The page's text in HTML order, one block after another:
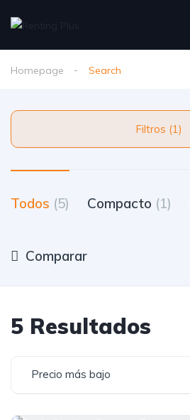
Homepage Search
Filtros (1)
Todos (5) Compacto (1)
Comparar
5 Resultados
Precio más bajo